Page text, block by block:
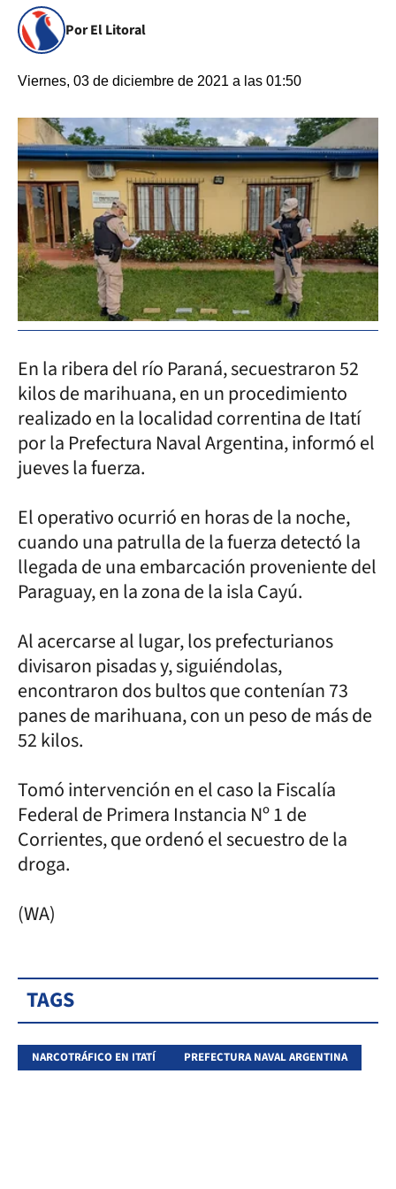
Por El Litoral
Viernes, 03 de diciembre de 2021 a las 01:50
En la ribera del río Paraná, secuestraron 52
kilos de marihuana, en un procedimiento
realizado en la localidad correntina de Itatí
por la Prefectura Naval Argentina, informó el
jueves la fuerza.
El operativo ocurrió en horas de la noche,
cuando una patrulla de la fuerza detectó la
llegada de una embarcación proveniente del
Paraguay, en la zona de la isla Cayú.
Al acercarse al lugar, los prefecturianos
divisaron pisadas y, siguiéndolas,
encontraron dos bultos que contenían 73
panes de marihuana, con un peso de más de
52 kilos.
Tomó intervención en el caso la Fiscalía
Federal de Primera Instancia Nº 1 de
Corrientes, que ordenó el secuestro de la
droga.
(WA)
TAGS
NARCOTRÁFICO EN ITATÍ PREFECTURA NAVAL ARGENTINA